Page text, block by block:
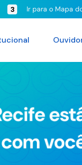
3 Ir para o Mapa